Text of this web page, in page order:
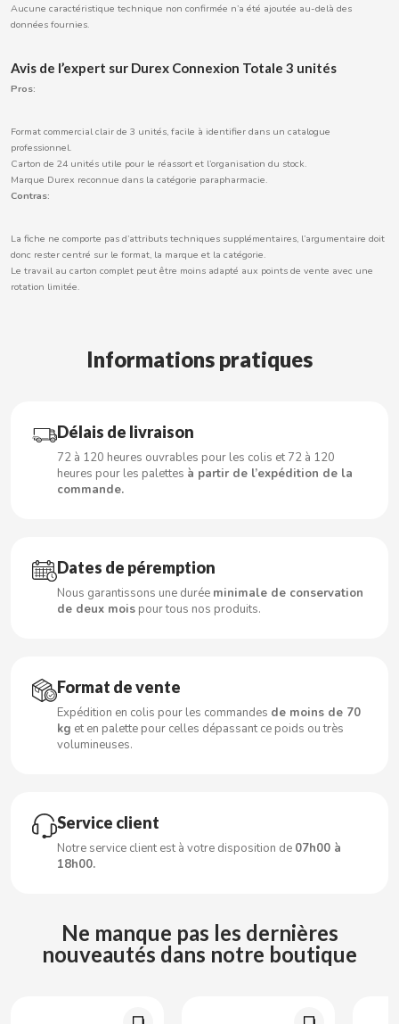
CACAOLAT
CAFÉ BONKA
CAMPOFRIO
CASAMAYOR
CHEETOS
CHOCOLATES VALOR
CHUPA CHUPS
CLIPPER
COCACOLA
Aucune caractéristique technique non confirmée n’a été ajoutée au-delà des
données fournies.
Avis de l’expert sur Durex Connexion Totale 3 unités
Pros:
Format commercial clair de 3 unités, facile à identifier dans un catalogue
professionnel.
Carton de 24 unités utile pour le réassort et l’organisation du stock.
Marque Durex reconnue dans la catégorie parapharmacie.
Contras:
La fiche ne comporte pas d’attributs techniques supplémentaires, l’argumentaire doit
donc rester centré sur le format, la marque et la catégorie.
Le travail au carton complet peut être moins adapté aux points de vente avec une
rotation limitée.
Informations pratiques
Délais de livraison
72 à 120 heures ouvrables pour les colis et 72 à 120
heures pour les palettes à partir de l’expédition de la
commande.
Dates de péremption
Nous garantissons une durée minimale de conservation
de deux mois pour tous nos produits.
Format de vente
Expédition en colis pour les commandes de moins de 70
kg et en palette pour celles dépassant ce poids ou très
volumineuses.
Service client
Notre service client est à votre disposition de 07h00 à
18h00.
Ne manque pas les dernières
nouveautés dans notre boutique